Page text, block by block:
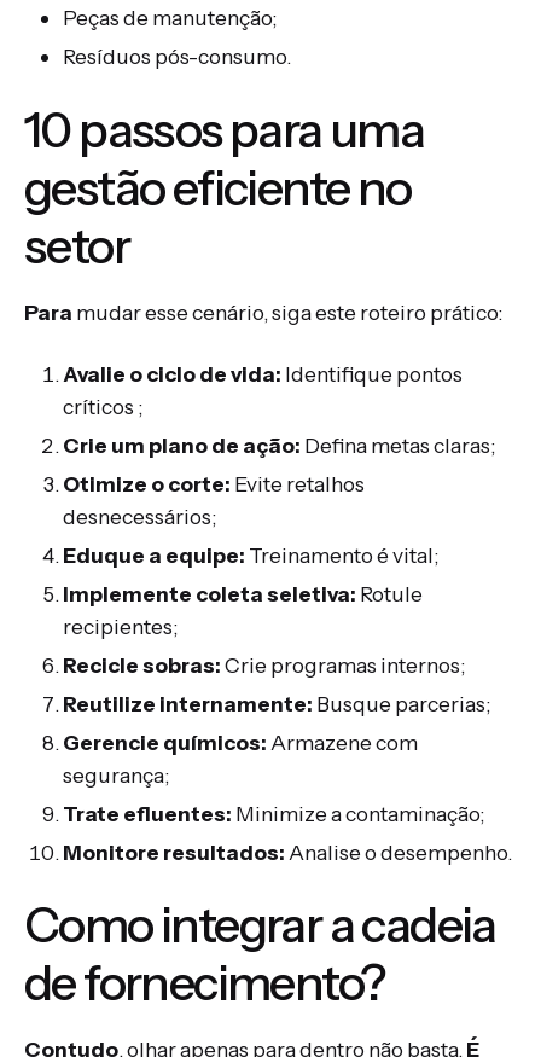
Peças de manutenção;
Resíduos pós-consumo.
10 passos para uma
gestão eficiente no
setor
Para mudar esse cenário, siga este roteiro prático:
Avalie o ciclo de vida: Identifique pontos
críticos ;
Crie um plano de ação: Defina metas claras;
Otimize o corte: Evite retalhos
desnecessários;
Eduque a equipe: Treinamento é vital;
Implemente coleta seletiva: Rotule
recipientes;
Recicle sobras:Crie programas internos;
Reutilize internamente: Busque parcerias;
Gerencie químicos: Armazene com
segurança;
Trate efluentes: Minimize a contaminação;
Monitore resultados: Analise o desempenho.
Como integrar a cadeia
de fornecimento?
Contudo, olhar apenas para dentro não basta.É